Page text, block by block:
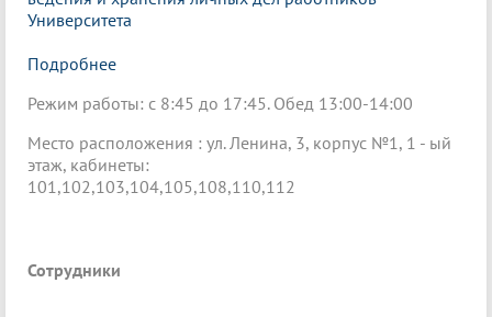
Университета
Подробнее
Режим работы: с 8:45 до 17:45. Обед 13:00-14:00
Место расположения : ул. Ленина, 3, корпус №1, 1 - ый
этаж, кабинеты:
101,102,103,104,105,108,110,112
Сотрудники